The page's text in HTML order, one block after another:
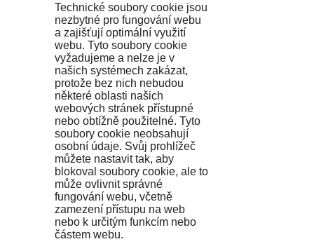
Technické soubory cookie jsou
nezbytné pro fungování webu
a zajišťují optimální využití
webu. Tyto soubory cookie
vyžadujeme a nelze je v
našich systémech zakázat,
protože bez nich nebudou
některé oblasti našich
webových stránek přístupné
nebo obtížně použitelné. Tyto
soubory cookie neobsahují
osobní údaje. Svůj prohlížeč
můžete nastavit tak, aby
blokoval soubory cookie, ale to
může ovlivnit správné
fungování webu, včetně
zamezení přístupu na web
nebo k určitým funkcím nebo
částem webu.